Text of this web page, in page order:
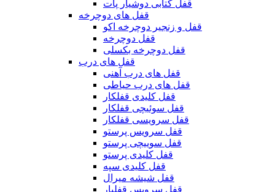
قفل کتابی دوشیار پات
قفل های دوچرخه
قفل و زنجیر دوچرخه اکو
قفل دوچرخه
قفل دوچرخه بکسلی
قفل های درب
قفل های درب آهنی
قفل های درب حیاطی
قفل کلیدی قفلکار
قفل سوئیچی قفلکار
قفل سرویسی قفلکار
قفل سرویس پرستو
قفل سوییچی پرستو
قفل کلیدی پرستو
قفل کلیدی سپه
قفل شیشه میرال
قفل سرویس قفلیار